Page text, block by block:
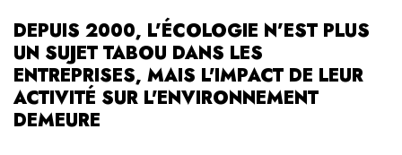
DEPUIS 2000, L’ÉCOLOGIE N’EST PLUS
UN SUJET TABOU DANS LES
ENTREPRISES, MAIS L'IMPACT DE LEUR
ACTIVITÉ SUR L'ENVIRONNEMENT
DEMEURE